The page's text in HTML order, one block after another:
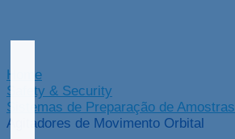
Home
Safety & Security
Sistemas de Preparação de Amostras
Agitadores de Movimento Orbital